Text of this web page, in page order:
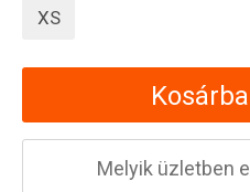
XS
Melyik üzletben